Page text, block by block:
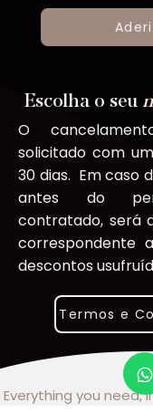
Escolha o seu
O
solicitado com
30 dias. Em caso
antes do
contratado, será
correspondente
descontos
Termos e
Everything you